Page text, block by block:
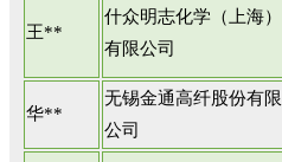
王**
什众明志化学（上海）
有限公司
华**
无锡金通高纤股份有限
公司